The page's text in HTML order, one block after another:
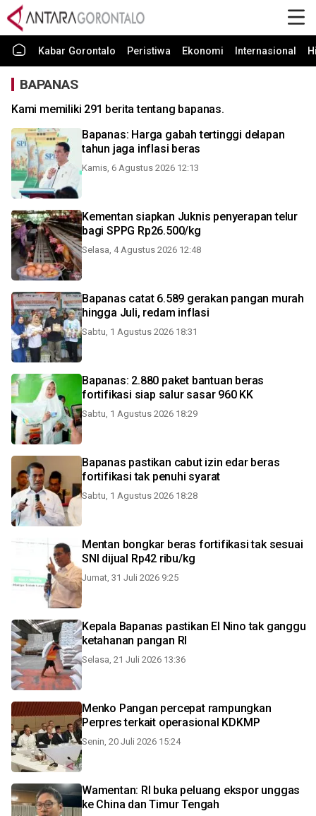
Kabar Gorontalo Peristiwa Ekonomi Internasional
BAPANAS
Kami memiliki 291 berita tentang bapanas.
Bapanas: Harga gabah tertinggi delapan
tahun jaga inflasi beras
Kamis, 6 Agustus 2026 12:13
Kementan siapkan Juknis penyerapan telur
bagi SPPG Rp26.500/kg
Selasa, 4 Agustus 2026 12:48
Bapanas catat 6.589 gerakan pangan murah
hingga Juli, redam inflasi
Sabtu, 1 Agustus 2026 18:31
Bapanas: 2.880 paket bantuan beras
fortifikasi siap salur sasar 960 KK
Sabtu, 1 Agustus 2026 18:29
Bapanas pastikan cabut izin edar beras
fortifikasi tak penuhi syarat
Sabtu, 1 Agustus 2026 18:28
Mentan bongkar beras fortifikasi tak sesuai
SNI dijual Rp42 ribu/kg
Jumat, 31 Juli 2026 9:25
Kepala Bapanas pastikan El Nino tak ganggu
ketahanan pangan RI
Selasa, 21 Juli 2026 13:36
Menko Pangan percepat rampungkan
Perpres terkait operasional KDKMP
Senin, 20 Juli 2026 15:24
Wamentan: RI buka peluang ekspor unggas
ke China dan Timur Tengah